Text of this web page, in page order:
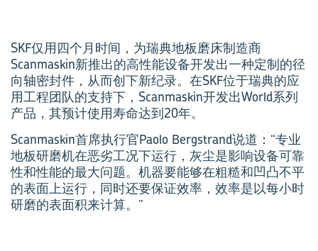
SKF仅用四个月时间，为瑞典地板磨床制造商
Scanmaskin新推出的高性能设备开发出一种定制的径
向轴密封件，从而创下新纪录。在SKF位于瑞典的应
用工程团队的支持下，Scanmaskin开发出World系列
产品，其预计使用寿命达到20年。
Scanmaskin首席执行官Paolo Bergstrand说道：“专业
地板研磨机在恶劣工况下运行，灰尘是影响设备可靠
性和性能的最大问题。机器要能够在粗糙和凹凸不平
的表面上运行，同时还要保证效率，效率是以每小时
研磨的表面积来计算。”